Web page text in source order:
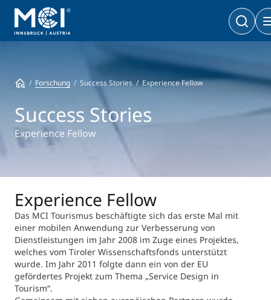
Wirtschaft & Gesellschaft
Technologie & Life Sciences
Master
Berufsbegleitend studieren
Ein Studium, das zu Ihnen passt
International studieren
An über 300 Partneruniversitäten
Wirtschaft & Gesellschaft
Technologie & Life Sciences
Kooperationsmöglichkeiten
Entrepreneurship & Start-ups
Doktoratsprogramme
PhD | DBA
Executive Master
MBA | MSC | LL. M.
Executive Bachelor Online
BA
Zertifikats-Lehrgänge
Micro Degrees
Forschung Success Stories Experience Fellow
Success Stories
Experience Fellow
Experience Fellow
Das MCI Tourismus beschäftigte sich das erste Mal mit
einer mobilen Anwendung zur Verbesserung von
Dienstleistungen im Jahr 2008 im Zuge eines Projektes,
welches vom Tiroler Wissenschaftsfonds unterstützt
wurde. Im Jahr 2011 folgte dann ein von der EU
gefördertes Projekt zum Thema „Service Design in
Tourism“.